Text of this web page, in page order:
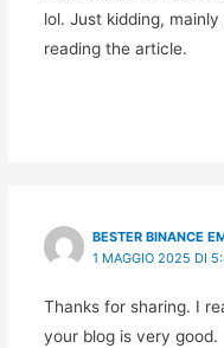
lol. Just kidding,
reading the article.
BESTER BINANCE
1 MAGGIO 2025 DI
Thanks for sharing. I
your blog is very good.